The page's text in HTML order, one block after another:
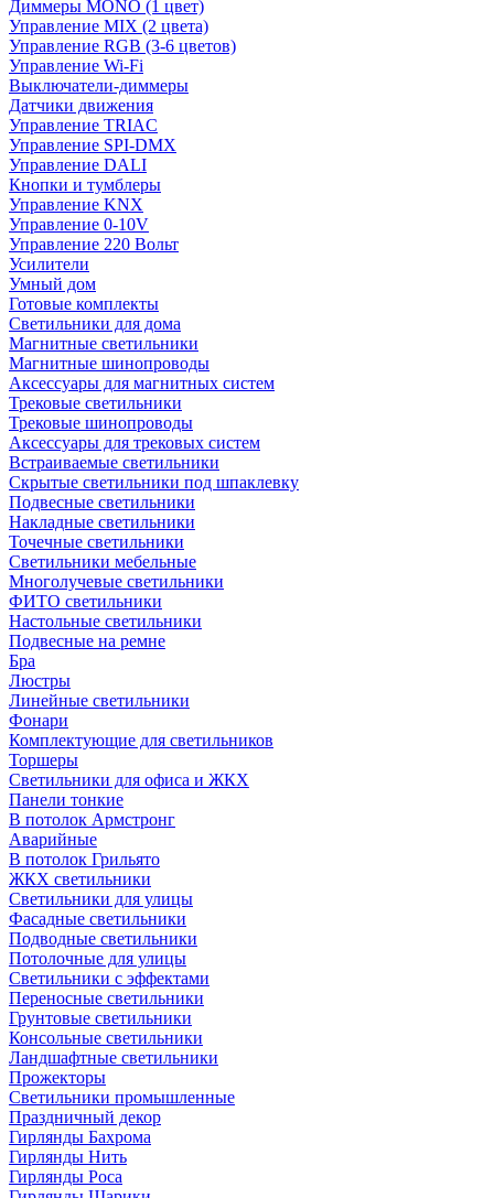
Диммеры MONO (1 цвет)
Управление MIX (2 цвета)
Управление RGB (3-6 цветов)
Управление Wi-Fi
Выключатели-диммеры
Датчики движения
Управление TRIAC
Управление SPI-DMX
Управление DALI
Кнопки и тумблеры
Управление KNX
Управление 0-10V
Управление 220 Вольт
Усилители
Умный дом
Готовые комплекты
Светильники для дома
Магнитные светильники
Магнитные шинопроводы
Аксессуары для магнитных систем
Трековые светильники
Трековые шинопроводы
Аксессуары для трековых систем
Встраиваемые светильники
Скрытые светильники под шпаклевку
Подвесные светильники
Накладные светильники
Точечные светильники
Светильники мебельные
Многолучевые светильники
ФИТО светильники
Настольные светильники
Подвесные на ремне
Бра
Люстры
Линейные светильники
Фонари
Комплектующие для светильников
Торшеры
Светильники для офиса и ЖКХ
Панели тонкие
В потолок Армстронг
Аварийные
В потолок Грильято
ЖКХ светильники
Светильники для улицы
Фасадные светильники
Подводные светильники
Потолочные для улицы
Светильники с эффектами
Переносные светильники
Грунтовые светильники
Консольные светильники
Ландшафтные светильники
Прожекторы
Светильники промышленные
Праздничный декор
Гирлянды Бахрома
Гирлянды Нить
Гирлянды Роса